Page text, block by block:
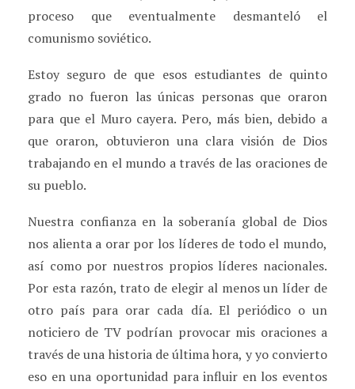
proceso que eventualmente desmanteló el
comunismo soviético.
Estoy seguro de que esos estudiantes de quinto
grado no fueron las únicas personas que oraron
para que el Muro cayera. Pero, más bien, debido a
que oraron, obtuvieron una clara visión de Dios
trabajando en el mundo a través de las oraciones de
su pueblo.
Nuestra confianza en la soberanía global de Dios
nos alienta a orar por los líderes de todo el mundo,
así como por nuestros propios líderes nacionales.
Por esta razón, trato de elegir al menos un líder de
otro país para orar cada día. El periódico o un
noticiero de TV podrían provocar mis oraciones a
través de una historia de última hora, y yo convierto
eso en una oportunidad para influir en los eventos